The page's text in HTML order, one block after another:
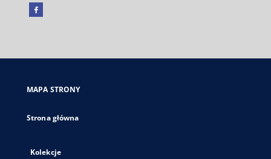
Facebook
się
karcie
MAPA STRONY
Strona główna
Kolekcje